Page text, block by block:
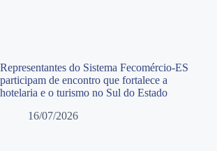
Representantes do Sistema Fecomércio-ES
participam de encontro que fortalece a
hotelaria e o turismo no Sul do Estado
16/07/2026